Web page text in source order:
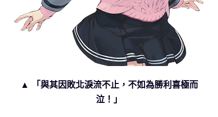
▲ 「與其因敗北淚流不止，不如為勝利喜極而
泣！」